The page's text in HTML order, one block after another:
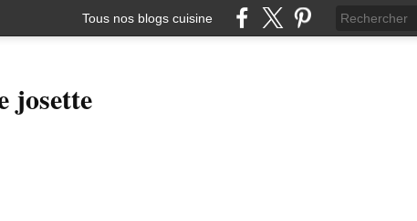
Tous nos blogs cuisine
josette